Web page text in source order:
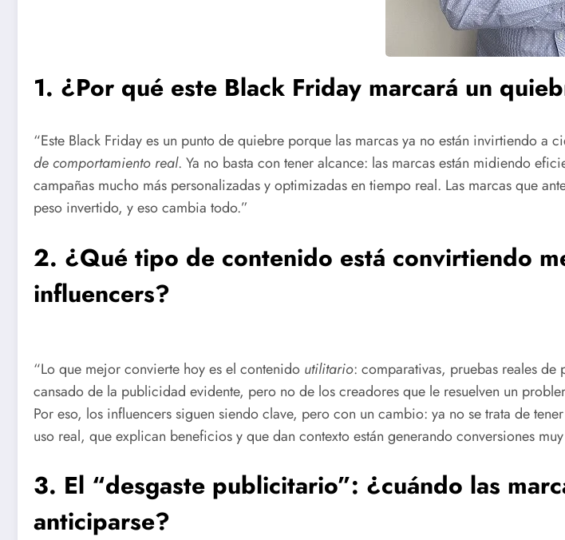
1. ¿Por qué este Black Friday marcará un
“Este Black Friday es un punto de quiebre porque las marcas ya no están invirtiendo a
de comportamiento real. Ya no basta con tener alcance: las marcas están midiendo
campañas mucho más personalizadas y optimizadas en tiempo real. Las marcas que
peso invertido, y eso cambia todo.”
2. ¿Qué tipo de contenido está convirtiendo
influencers?
“Lo que mejor convierte hoy es el contenido utilitario: comparativas, pruebas reales de
cansado de la publicidad evidente, pero no de los creadores que le resuelven un
Por eso, los influencers siguen siendo clave, pero con un cambio: ya no se trata de
uso real, que explican beneficios y que dan contexto están generando conversiones
3. El “desgaste publicitario”: ¿cuándo las
anticiparse?